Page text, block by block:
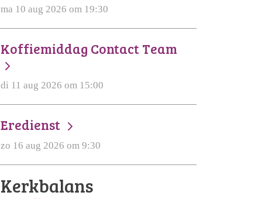
ma 10 aug 2026 om 19:30
Koffiemiddag Contact Team
di 11 aug 2026 om 15:00
Eredienst
zo 16 aug 2026 om 9:30
Kerkbalans